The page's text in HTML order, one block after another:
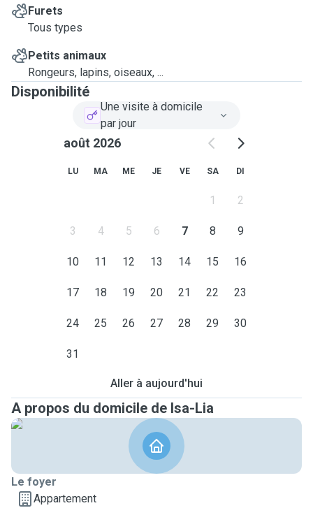
Furets
Tous types
Petits animaux
Rongeurs, lapins, oiseaux, ...
Disponibilité
Une visite à domicile
par jour
août 2026
LU MA ME JE VE SA DI
1 2
3 4 5 6 7 8 9
10 11 12 13 14 15 16
17 18 19 20 21 22 23
24 25 26 27 28 29 30
31
Aller à aujourd'hui
A propos du domicile de Isa-Lia
Le foyer
Appartement